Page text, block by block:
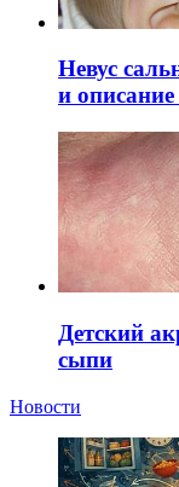
Невус
и
Детский
сыпи
Новости